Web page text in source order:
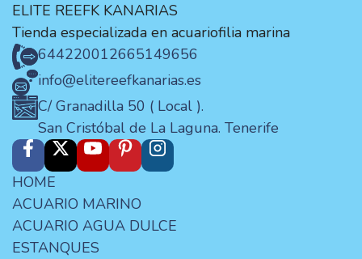
ELITE REEFK KANARIAS
Tienda especializada en acuariofilia marina
644220012665149656
info@elitereefkanarias.es
C/ Granadilla 50 ( Local ).
San Cristóbal de La Laguna. Tenerife
HOME
ACUARIO MARINO
ACUARIO AGUA DULCE
ESTANQUES